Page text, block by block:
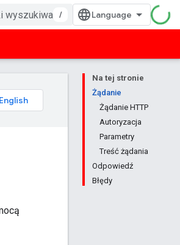
/
Na tej stronie
Żądanie
Żądanie HTTP
Autoryzacja
Parametry
Treść żądania
Odpowiedź
Błędy